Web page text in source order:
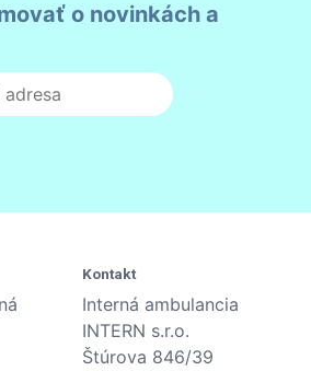
o novinkách a
Kontakt
Interná ambulancia
INTERN s.r.o.
Štúrova 846/39